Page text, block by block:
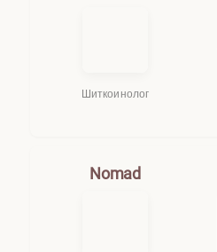
Шиткоинолог
Nomad